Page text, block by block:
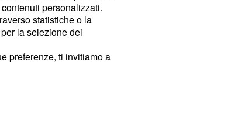
personalizzati.
statistiche o la
la selezione dei
preferenze, ti invitiamo a